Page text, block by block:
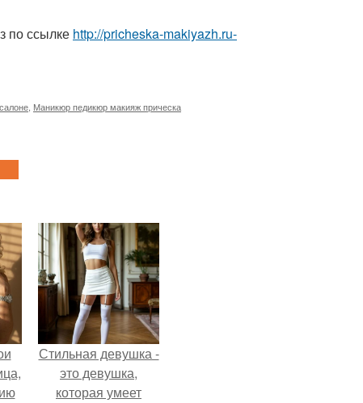
по ссылке http://pricheska-makiyazh.ru-
Маникюр педикюр макияж прическа
Стильная девушка -
это девушка,
которая умеет